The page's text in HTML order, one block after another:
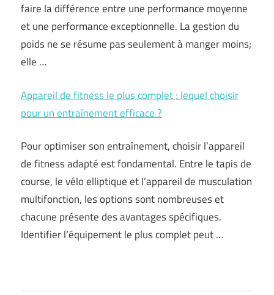
faire la différence entre une performance moyenne
et une performance exceptionnelle. La gestion du
poids ne se résume pas seulement à manger moins;
elle …
Appareil de fitness le plus complet : lequel choisir
pour un entraînement efficace ?
Pour optimiser son entraînement, choisir l’appareil
de fitness adapté est fondamental. Entre le tapis de
course, le vélo elliptique et l’appareil de musculation
multifonction, les options sont nombreuses et
chacune présente des avantages spécifiques.
Identifier l’équipement le plus complet peut …